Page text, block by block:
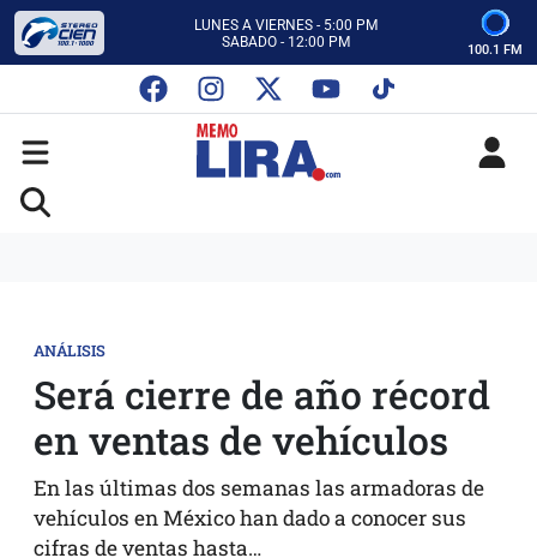
LUNES A VIERNES - 5:00 PM
SABADO - 12:00 PM
CON MEMO LIRA Y SU EQUIPO
LUNES A VIERNES - 5:00 PM
SABADO - 12:00 PM
100.1 FM
ANÁLISIS
Será cierre de año récord
en ventas de vehículos
En las últimas dos semanas las armadoras de
vehículos en México han dado a conocer sus
cifras de ventas hasta…